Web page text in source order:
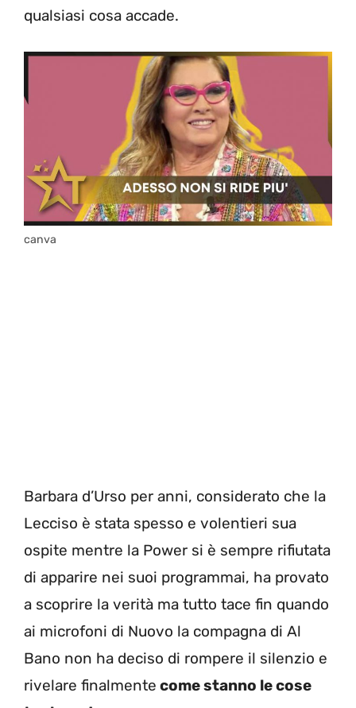
qualsiasi cosa accade.
canva
Barbara d’Urso per anni, considerato che la
Lecciso è stata spesso e volentieri sua
ospite mentre la Power si è sempre rifiutata
di apparire nei suoi programmai, ha provato
a scoprire la verità ma tutto tace fin quando
ai microfoni di Nuovo la compagna di Al
Bano non ha deciso di rompere il silenzio e
rivelare finalmente come stanno le cose